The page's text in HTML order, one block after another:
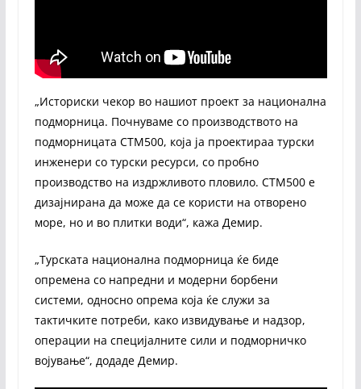
„Историски чекор во нашиот проект за национална
подморница. Почнуваме со производството на
подморницата СТМ500, која ја проектираа турски
инженери со турски ресурси, со пробно
производство на издржливото пловило. СТМ500 е
дизајнирана да може да се користи на отворено
море, но и во плитки води“, кажа Демир.
„Турската национална подморница ќе биде
опремена со напредни и модерни борбени
системи, односно опрема која ќе служи за
тактичките потреби, како извидување и надзор,
операции на специјалните сили и подморничко
војување“, додаде Демир.